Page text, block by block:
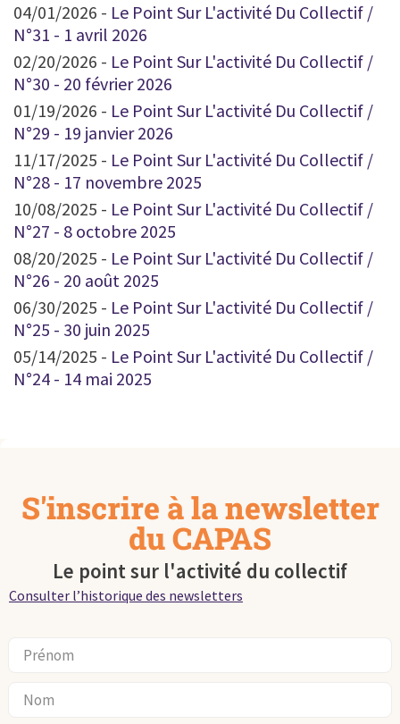
04/01/2026 - Le Point Sur L'activité Du Collectif /
N°31 - 1 avril 2026
02/20/2026 - Le Point Sur L'activité Du Collectif /
N°30 - 20 février 2026
01/19/2026 - Le Point Sur L'activité Du Collectif /
N°29 - 19 janvier 2026
11/17/2025 - Le Point Sur L'activité Du Collectif /
N°28 - 17 novembre 2025
10/08/2025 - Le Point Sur L'activité Du Collectif /
N°27 - 8 octobre 2025
08/20/2025 - Le Point Sur L'activité Du Collectif /
N°26 - 20 août 2025
06/30/2025 - Le Point Sur L'activité Du Collectif /
N°25 - 30 juin 2025
05/14/2025 - Le Point Sur L'activité Du Collectif /
N°24 - 14 mai 2025
S'inscrire à la newsletter
du CAPAS
Le point sur l'activité du collectif
Consulter l’historique des newsletters